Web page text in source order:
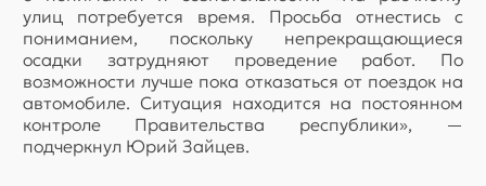
улиц потребуется время. Просьба отнестись с
пониманием, поскольку непрекращающиеся
осадки затрудняют проведение работ. По
возможности лучше пока отказаться от поездок на
автомобиле. Ситуация находится на постоянном
контроле Правительства республики», —
подчеркнул Юрий Зайцев.